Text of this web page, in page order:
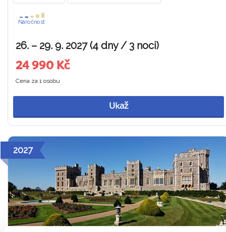
Náročnost
26. – 29. 9. 2027 (4 dny / 3 noci)
24 990 Kč
Cena za 1 osobu
Ukaž
2027